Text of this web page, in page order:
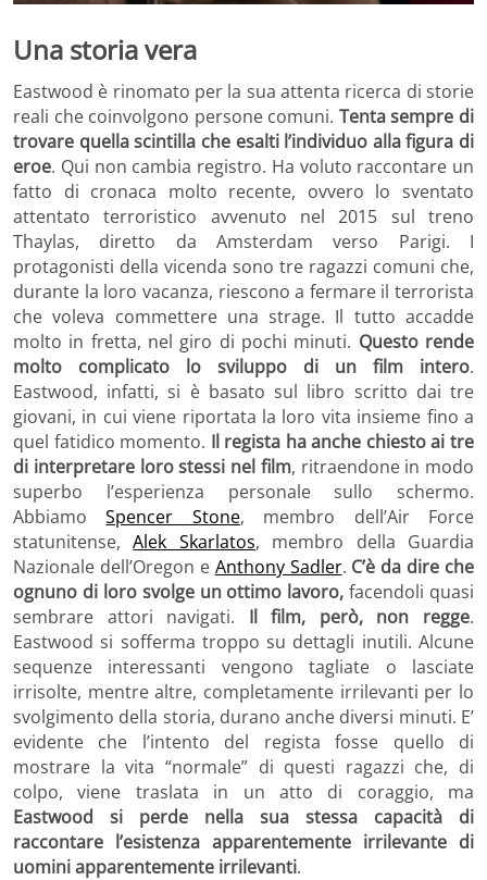
Una storia vera
Eastwood è rinomato per la sua attenta ricerca di storie
reali che coinvolgono persone comuni. Tenta sempre di
trovare quella scintilla che esalti l’individuo alla figura di
eroe. Qui non cambia registro. Ha voluto raccontare un
fatto di cronaca molto recente, ovvero lo sventato
attentato terroristico avvenuto nel 2015 sul treno
Thaylas, diretto da Amsterdam verso Parigi. I
protagonisti della vicenda sono tre ragazzi comuni che,
durante la loro vacanza, riescono a fermare il terrorista
che voleva commettere una strage. Il tutto accadde
molto in fretta, nel giro di pochi minuti. Questo rende
molto complicato lo sviluppo di un film intero.
Eastwood, infatti, si è basato sul libro scritto dai tre
giovani, in cui viene riportata la loro vita insieme fino a
quel fatidico momento. Il regista ha anche chiesto ai tre
di interpretare loro stessi nel film, ritraendone in modo
superbo l’esperienza personale sullo schermo.
AbbiamoSpencer Stone, membro dell’Air Force
statunitense,Alek Skarlatos, membro della Guardia
Nazionale dell’Oregon e Anthony Sadler. C’è da dire che
ognuno di loro svolge un ottimo lavoro,facendoli quasi
sembrare attori navigati. Il film, però, non regge.
Eastwood si sofferma troppo su dettagli inutili. Alcune
sequenze interessanti vengono tagliate o lasciate
irrisolte, mentre altre, completamente irrilevanti per lo
svolgimento della storia, durano anche diversi minuti. E’
evidente che l’intento del regista fosse quello di
mostrare la vita “normale” di questi ragazzi che, di
colpo, viene traslata in un atto di coraggio, ma
Eastwood si perde nella sua stessa capacità di
raccontare l’esistenza apparentemente irrilevante di
uomini apparentemente irrilevanti.